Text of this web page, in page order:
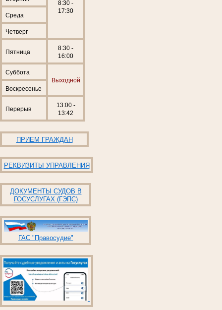
8:30 -
17:30
Среда
Четверг
Пятница
8:30 -
16:00
Суббота
Выходной
Воскресенье
Перерыв
13:00 -
13:42
ПРИЕМ ГРАЖДАН
РЕКВИЗИТЫ УПРАВЛЕНИЯ
ДОКУМЕНТЫ СУДОВ В
ГОСУСЛУГАХ (ГЭПС)
ГАС "Правосудие"